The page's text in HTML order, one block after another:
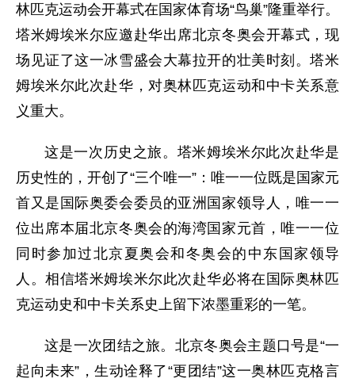
林匹克运动会开幕式在国家体育场“鸟巢”隆重举行。
塔米姆埃米尔应邀赴华出席北京冬奥会开幕式，现
场见证了这一冰雪盛会大幕拉开的壮美时刻。塔米
姆埃米尔此次赴华，对奥林匹克运动和中卡关系意
义重大。
这是一次历史之旅。塔米姆埃米尔此次赴华是
历史性的，开创了“三个唯一”：唯一一位既是国家元
首又是国际奥委会委员的亚洲国家领导人，唯一一
位出席本届北京冬奥会的海湾国家元首，唯一一位
同时参加过北京夏奥会和冬奥会的中东国家领导
人。相信塔米姆埃米尔此次赴华必将在国际奥林匹
克运动史和中卡关系史上留下浓墨重彩的一笔。
这是一次团结之旅。北京冬奥会主题口号是“一
起向未来”，生动诠释了“更团结”这一奥林匹克格言